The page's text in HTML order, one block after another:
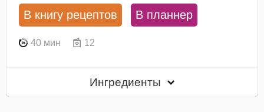
В книгу рецептов В планнер
40 мин 12
Ингредиенты